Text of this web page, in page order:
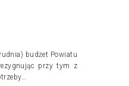
budżet Powiatu
przy tym z